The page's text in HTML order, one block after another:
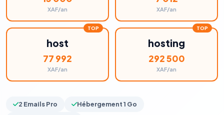
XAF/an XAF/an
host
77 992
XAF/an
hosting
292 500
XAF/an
2 Emails Pro
Hébergement 1 Go